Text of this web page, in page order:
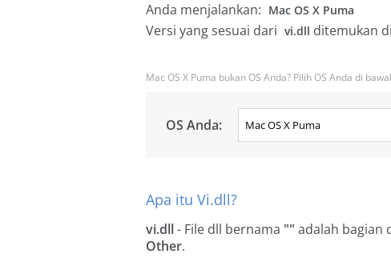
Anda menjalankan: Mac OS X Puma
Versi yang sesuai dari vi.dll ditemukan
Mac OS X Puma bukan OS Anda? Pilih OS Anda di
OS Anda:
Apa itu Vi.dll?
vi.dll- File dll bernama "" adalah bagian
Other.